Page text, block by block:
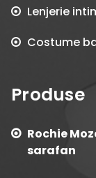
Lenjerie
Costume
Produse
Rochie
sarafan